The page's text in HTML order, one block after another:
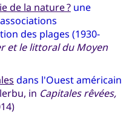
de la nature ? une
des plages (1930-
et le littoral du Moyen
dans l'Ouest américain
in Capitales rêvées,